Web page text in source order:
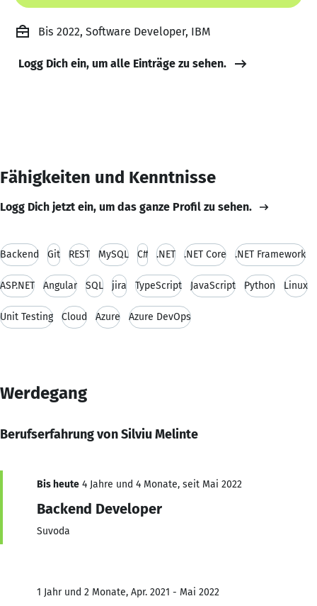
Bis 2022, Software Developer, IBM
Logg Dich ein, um alle Einträge zu sehen.
Fähigkeiten und Kenntnisse
Logg Dich jetzt ein, um das ganze Profil zu sehen.
Backend Git REST MySQL C# .NET .NET Core .NET Framework
ASP.NET Angular SQL jira TypeScript JavaScript Python Linux
Unit Testing Cloud Azure Azure DevOps
Werdegang
Berufserfahrung von Silviu Melinte
Bis heute 4 Jahre und 4 Monate, seit Mai 2022
Backend Developer
Suvoda
1 Jahr und 2 Monate, Apr. 2021 - Mai 2022